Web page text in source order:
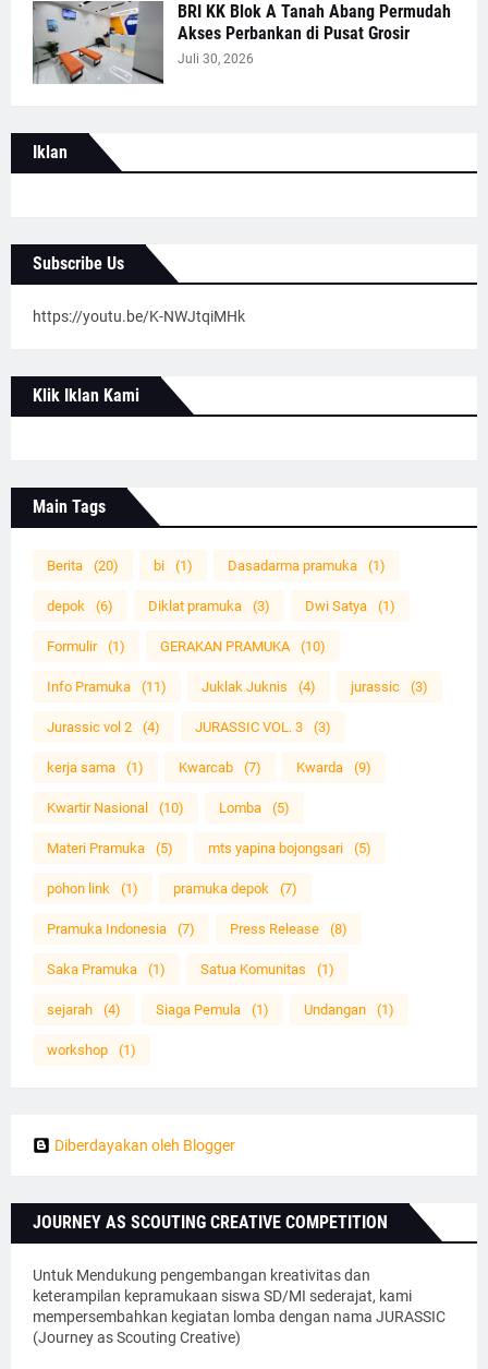
BRI KK Blok A Tanah Abang Permudah
Akses Perbankan di Pusat Grosir
Juli 30, 2026
Iklan
Subscribe Us
https://youtu.be/K-NWJtqiMHk
Klik Iklan Kami
Main Tags
Berita (20) bi (1) Dasadarma pramuka (1)
depok (6) Diklat pramuka (3) Dwi Satya (1)
Formulir (1) GERAKAN PRAMUKA (10)
Info Pramuka (11) Juklak Juknis (4) jurassic (3)
Jurassic vol 2 (4) JURASSIC VOL. 3 (3)
kerja sama (1) Kwarcab (7) Kwarda (9)
Kwartir Nasional (10) Lomba (5)
Materi Pramuka (5) mts yapina bojongsari (5)
pohon link (1) pramuka depok (7)
Pramuka Indonesia (7) Press Release (8)
Saka Pramuka (1) Satua Komunitas (1)
sejarah (4) Siaga Pemula (1) Undangan (1)
workshop (1)
Diberdayakan oleh Blogger
JOURNEY AS SCOUTING CREATIVE COMPETITION
Untuk Mendukung pengembangan kreativitas dan
keterampilan kepramukaan siswa SD/MI sederajat, kami
mempersembahkan kegiatan lomba dengan nama JURASSIC
(Journey as Scouting Creative)